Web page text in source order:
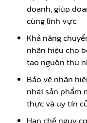
doanh, giúp
cùng lĩnh vực.
Khả năng
nhãn hiệu cho
tạo nguồn thu
Bảo vệ nhãn
nhái sản phẩm
thực và uy tín
Hạn chế nguy